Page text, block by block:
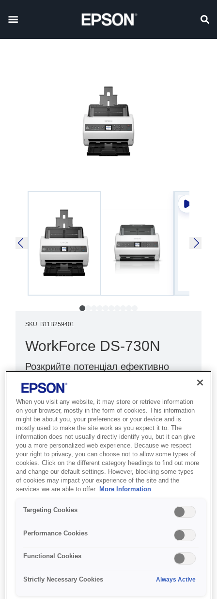
SKU: B11B259401
WorkForce DS-730N
Розкрийте потенціал ефективно
обладнаного робочого місця за
допомогою цього доступного та
високопродуктивного автономного
мережевого сканера.
1,44-дюймовий кольоровий РК-дисплей
DDC 4 500 сторінок
АПД на 100 аркушів
When you visit any website, it may store or retrieve information
on your browser, mostly in the form of cookies. This information
might be about you, your preferences or your device and is
mostly used to make the site work as you expect it to. The
information does not usually directly identify you, but it can give
you a more personalized web experience. Because we respect
your right to privacy, you can choose not to allow some types of
cookies. Click on the different category headings to find out more
and change our default settings. However, blocking some types
of cookies may impact your experience of the site and the
services we are able to offer. More Information
Targeting Cookies
Performance Cookies
Functional Cookies
Strictly Necessary Cookies Always Active